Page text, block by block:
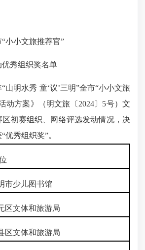
小文旅推荐官”
秀组织奖名单
明水秀 童‘议’三明”全市“小小文旅
动方案》（明文旅〔2024〕5号）文
初赛组织、网络评选发动情况，决
优秀组织奖”。
市少儿图书馆
区文体和旅游局
区文体和旅游局